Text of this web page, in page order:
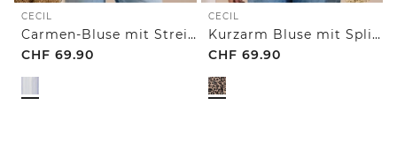
CECIL
Carmen-Bluse mit Streifenmuster
CHF 69.90
CECIL
Kurzarm Bluse mit Split Neck und Leo-Print
CHF 69.90